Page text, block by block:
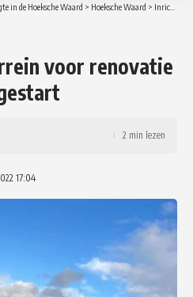
in de Hoeksche Waard > Hoeksche Waard > Inrichten werkterrein voor renovatie Haringvlietbrug gestart
voor renovatie
17:04
2 min lezen